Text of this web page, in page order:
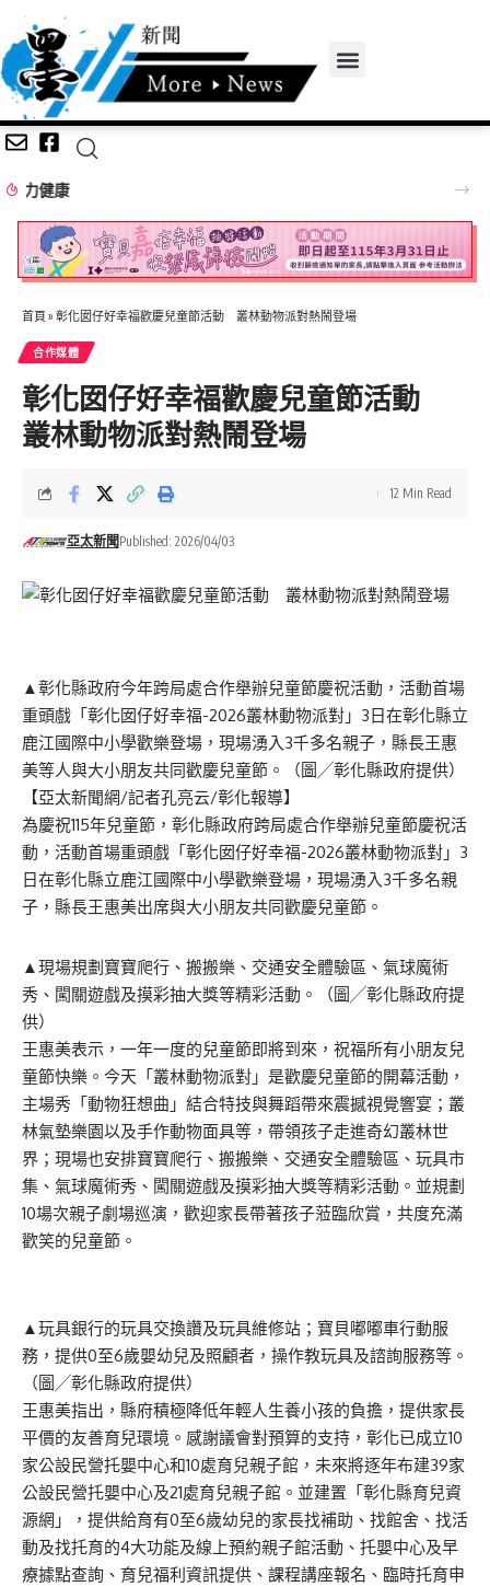
基隆善心人士捐輪椅、AED 為仁愛之家增添安全防護
首頁 » 彰化囡仔好幸福歡慶兒童節活動 叢林動物派對熱鬧登場
合作媒體
彰化囡仔好幸福歡慶兒童節活動
叢林動物派對熱鬧登場
亞太新聞 Published: 2026/04/03
12 Min Read
▲彰化縣政府今年跨局處合作舉辦兒童節慶祝活動，活動首場
重頭戲「彰化囡仔好幸福-2026叢林動物派對」3日在彰化縣立
鹿江國際中小學歡樂登場，現場湧入3千多名親子，縣長王惠
美等人與大小朋友共同歡慶兒童節。（圖╱彰化縣政府提供）
【亞太新聞網/記者孔亮云/彰化報導】
為慶祝115年兒童節，彰化縣政府跨局處合作舉辦兒童節慶祝活
動，活動首場重頭戲「彰化囡仔好幸福-2026叢林動物派對」3
日在彰化縣立鹿江國際中小學歡樂登場，現場湧入3千多名親
子，縣長王惠美出席與大小朋友共同歡慶兒童節。
▲現場規劃寶寶爬行、搬搬樂、交通安全體驗區、氣球魔術
秀、闖關遊戲及摸彩抽大獎等精彩活動。（圖╱彰化縣政府提
供）
王惠美表示，一年一度的兒童節即將到來，祝福所有小朋友兒
童節快樂。今天「叢林動物派對」是歡慶兒童節的開幕活動，
主場秀「動物狂想曲」結合特技與舞蹈帶來震撼視覺響宴；叢
林氣墊樂園以及手作動物面具等，帶領孩子走進奇幻叢林世
界；現場也安排寶寶爬行、搬搬樂、交通安全體驗區、玩具市
集、氣球魔術秀、闖關遊戲及摸彩抽大獎等精彩活動。並規劃
10場次親子劇場巡演，歡迎家長帶著孩子蒞臨欣賞，共度充滿
歡笑的兒童節。
▲玩具銀行的玩具交換讚及玩具維修站；寶貝嘟嘟車行動服
務，提供0至6歲嬰幼兒及照顧者，操作教玩具及諮詢服務等。
（圖╱彰化縣政府提供）
王惠美指出，縣府積極降低年輕人生養小孩的負擔，提供家長
平價的友善育兒環境。感謝議會對預算的支持，彰化已成立10
家公設民營托嬰中心和10處育兒親子館，未來將逐年布建39家
公設民營托嬰中心及21處育兒親子館。並建置「彰化縣育兒資
源網」，提供給育有0至6歲幼兒的家長找補助、找館舍、找活
動及找托育的4大功能及線上預約親子館活動、托嬰中心及早
療據點查詢、育兒福利資訊提供、課程講座報名、臨時托育申